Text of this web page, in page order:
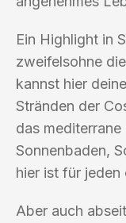
Ein Highlight in
zweifelsohne
kannst hier
Stränden der
das
Sonnenbaden,
hier ist für jeden
Aber auch